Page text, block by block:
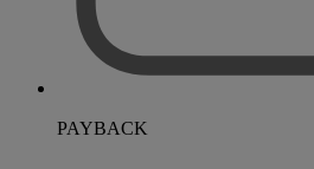
PAYBACK